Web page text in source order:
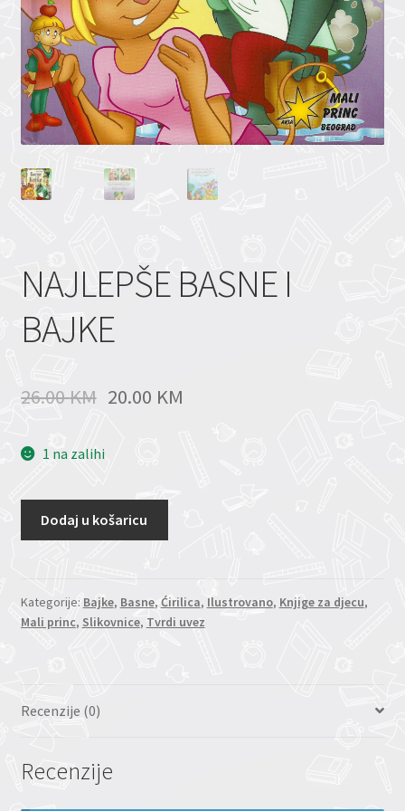
NAJLEPŠE BASNE I
BAJKE
26.00KM 20.00 KM
1 na zalihi
Dodaj u košaricu
Kategorije: Bajke, Basne, Ćirilica, Ilustrovano, Knjige za djecu,
Mali princ, Slikovnice, Tvrdi uvez
Recenzije (0)
Recenzije